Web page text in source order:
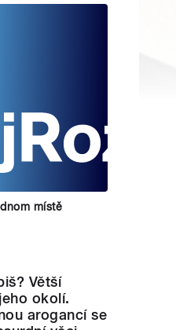
místě
Větší
okolí.
arogancí se